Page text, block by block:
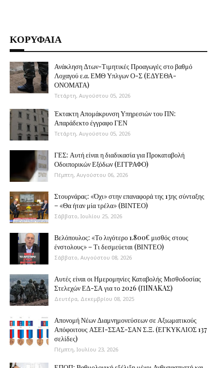
ΚΟΡΥΦΑΙΑ
Ανάκληση Δτων-Τιμητικές Προαγωγές στο βαθμό
Λοχαγού ε.α. ΕΜΘ Υπλγων Ο-Σ (ΕΔΥΕΘΑ-
ΟΝΟΜΑΤΑ)
Τετάρτη, Αυγούστου 05, 2026
Έκτακτη Απομάκρυνση Υπηρεσιών του ΠΝ:
Απαράδεκτο έγγραφο ΓΕΝ
Τετάρτη, Αυγούστου 05, 2026
ΓΕΣ: Αυτή είναι η διαδικασία για Προκαταβολή
Οδοιπορικών Εξόδων (ΕΓΓΡΑΦΟ)
Πέμπτη, Αυγούστου 06, 2026
Στουρνάρας: «Όχι» στην επαναφορά της 13ης σύνταξης
– «Θα ήταν μία τρέλα» (ΒΙΝΤΕΟ)
Σάββατο, Ιουλίου 25, 2026
Βελόπουλος: «Το λιγότερο 1.800€ μισθός στους
ένστολους» – Τι δεσμεύεται (ΒΙΝΤΕΟ)
Σάββατο, Αυγούστου 08, 2026
Αυτές είναι οι Ημερομηνίες Καταβολής Μισθοδοσίας
Στελεχών ΕΔ-ΣΑ για το 2026 (ΠINAKAΣ)
Δευτέρα, Δεκεμβρίου 08, 2025
Απονομή Νέων Διαμνημονεύσεων σε Αξιωματικούς
Απόφοιτους ΑΣΕΙ-ΣΣΑΣ-ΣΑΝ Σ.Ξ. (ΕΓΚΥΚΛΙΟΣ 137
σελίδες)
Πέμπτη, Ιουλίου 23, 2026